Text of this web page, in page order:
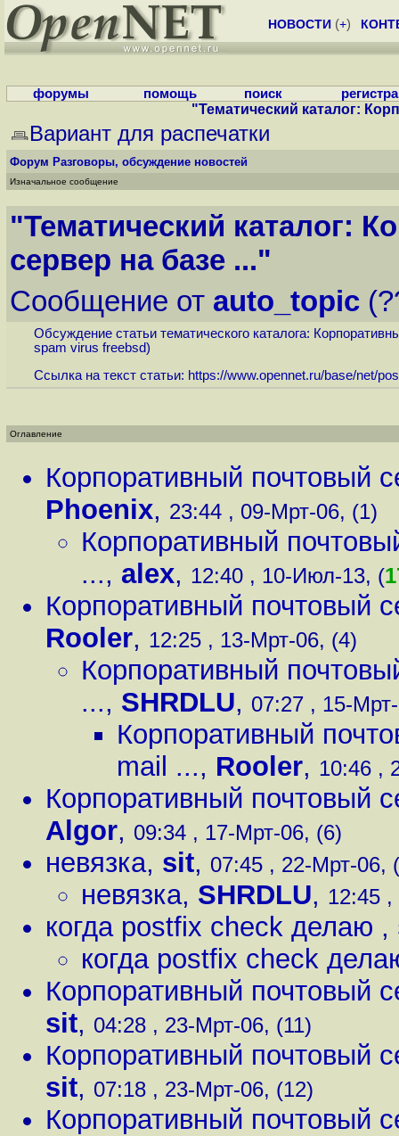
НОВОСТИ (+)
форумы помощь поиск
"Тематический каталог:
Вариант для распечатки
Форум Разговоры, обсуждение новостей
Изначальное сообщение
"Тематический каталог:
сервер на базе ..."
Сообщение от auto_topic
Обсуждение статьи тематического каталога:
spam virus freebsd)
Ссылка на текст статьи: https://www.opennet.ru/base/net/
Оглавление
Корпоративный почтовый
Phoenix, 23:44 , 09-Мрт-06, (1)
Корпоративный
..., alex, 12:40 , 10-Июл-13, (
Корпоративный почтовый
Rooler, 12:25 , 13-Мрт-06, (4)
Корпоративный
..., SHRDLU, 07:27 , 15-
Корпоративный
mail ..., Rooler, 10:46 ,
Корпоративный почтовый
Algor, 09:34 , 17-Мрт-06, (6)
невязка, sit, 07:45 , 22-Мрт-06,
невязка, SHRDLU, 12:45
когда postfix check делаю ,
когда postfix check
Корпоративный почтовый
sit, 04:28 , 23-Мрт-06, (11)
Корпоративный почтовый
sit, 07:18 , 23-Мрт-06, (12)
Корпоративный почтовый